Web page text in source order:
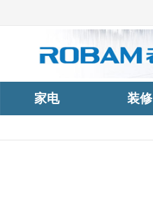
家电 装修